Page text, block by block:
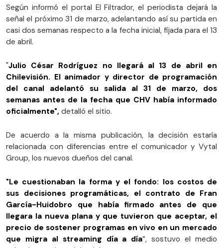
Según informó el portal El Filtrador, el periodista dejará la
señal el próximo 31 de marzo, adelantando así su partida en
casi dos semanas respecto a la fecha inicial, fijada para el 13
de abril.
"Julio César Rodríguez no llegará al 13 de abril en
Chilevisión. El animador y director de programación
del canal adelantó su salida al 31 de marzo, dos
semanas antes de la fecha que CHV había informado
oficialmente", detalló el sitio.
De acuerdo a la misma publicación, la decisión estaría
relacionada con diferencias entre el comunicador y Vytal
Group, los nuevos dueños del canal.
"Le cuestionaban la forma y el fondo: los costos de
sus decisiones programáticas, el contrato de Fran
García-Huidobro que había firmado antes de que
llegara la nueva plana y que tuvieron que aceptar, el
precio de sostener programas en vivo en un mercado
que migra al streaming día a día”, sostuvo el medio